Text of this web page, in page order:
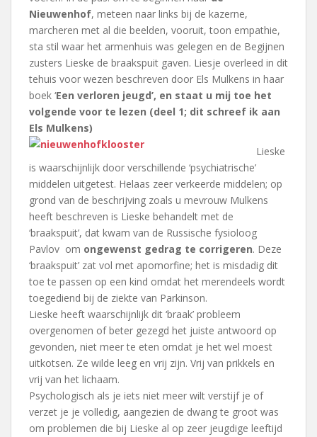
Nieuwenhof, meteen naar links bij de kazerne,
marcheren met al die beelden, vooruit, toon empathie,
sta stil waar het armenhuis was gelegen en de Begijnen
zusters Lieske de braakspuit gaven. Liesje overleed in dit
tehuis voor wezen beschreven door Els Mulkens in haar
boek ‘Een verloren jeugd’, en staat u mij toe het
volgende voor te lezen (deel 1; dit schreef ik aan
Els Mulkens)
Lieske
is waarschijnlijk door verschillende ‘psychiatrische’
middelen uitgetest. Helaas zeer verkeerde middelen; op
grond van de beschrijving zoals u mevrouw Mulkens
heeft beschreven is Lieske behandelt met de
‘braakspuit’, dat kwam van de Russische fysioloog
Pavlov om ongewenst gedrag te corrigeren. Deze
‘braakspuit’ zat vol met apomorfine; het is misdadig dit
toe te passen op een kind omdat het merendeels wordt
toegediend bij de ziekte van Parkinson.
Lieske heeft waarschijnlijk dit ‘braak’ probleem
overgenomen of beter gezegd het juiste antwoord op
gevonden, niet meer te eten omdat je het wel moest
uitkotsen. Ze wilde leeg en vrij zijn. Vrij van prikkels en
vrij van het lichaam.
Psychologisch als je iets niet meer wilt verstijf je of
verzet je je volledig, aangezien de dwang te groot was
om problemen die bij Lieske al op zeer jeugdige leeftijd